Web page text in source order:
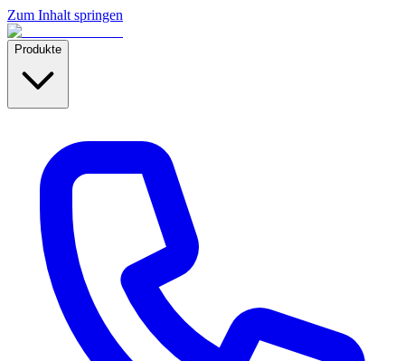
Zum Inhalt springen
Produkte